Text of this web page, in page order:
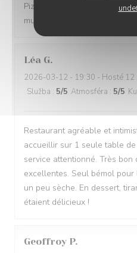
Pizza excellentes, super
musique 😉 bref parfait
Léa G
2026-03-12 - 19:30 - Hosté 12
Služba : 5/5 Atmosféra : 5/5
Restaurant agréable et
accueillir sur 1 seule table
service attentionné. Très bon
excellentes. Seul bémol
un peu sèche. En dessert,
étaient délicieux !
Geoffroy P